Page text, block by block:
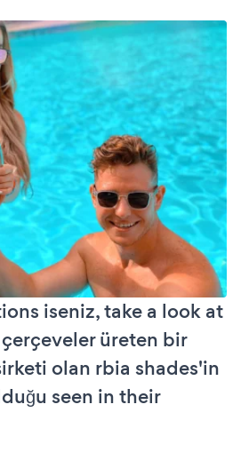
iseniz, take a look at
çerçeveler üreten bir
olan rbia shades'in
seen in their